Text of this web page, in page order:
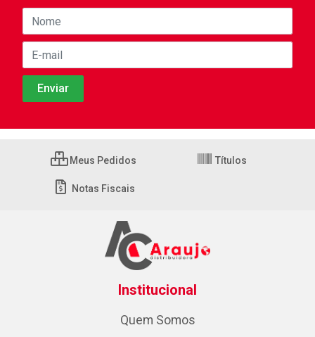
Meus Pedidos Títulos
Notas Fiscais
Institucional
Quem Somos